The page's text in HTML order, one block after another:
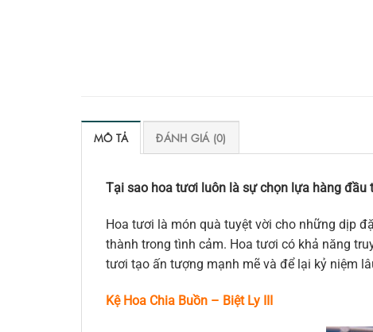
MÔ TẢ ĐÁNH GIÁ (0)
Tại sao hoa tươi luôn là sự chọn lựa hàng đầu
Hoa tươi là món quà tuyệt vời cho những dịp
thành trong tình cảm. Hoa tươi có khả năng
tươi tạo ấn tượng mạnh mẽ và để lại kỷ niệm
Kệ Hoa Chia Buồn – Biệt Ly III